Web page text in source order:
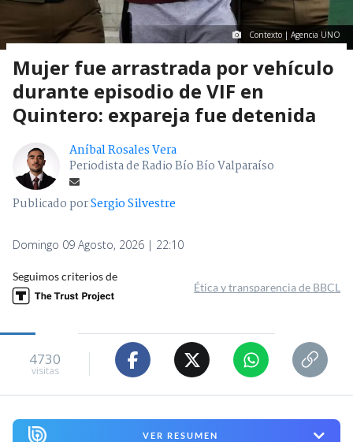
Contexto | Agencia UNO
Mujer fue arrastrada por vehículo
durante episodio de VIF en
Quintero: expareja fue detenida
Aníbal Rosales Vera
Periodista de Radio Bío Bío Valparaíso
Publicado porSergio Silvestre
Domingo 09 Agosto, 2026 | 22:10
Seguimos criterios de
Ética y transparencia de BBCL
4730
visitas
VER RESUMEN